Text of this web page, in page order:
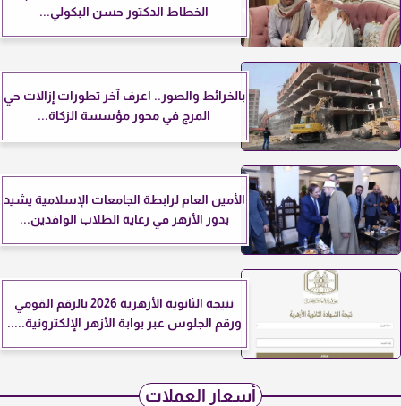
الخطاط الدكتور حسن البكولي...
بالخرائط والصور.. اعرف آخر تطورات إزالات حي
المرج في محور مؤسسة الزكاة...
الأمين العام لرابطة الجامعات الإسلامية يشيد
بدور الأزهر في رعاية الطلاب الوافدين...
نتيجة الثانوية الأزهرية 2026 بالرقم القومي
ورقم الجلوس عبر بوابة الأزهر الإلكترونية.....
أسعار العملات